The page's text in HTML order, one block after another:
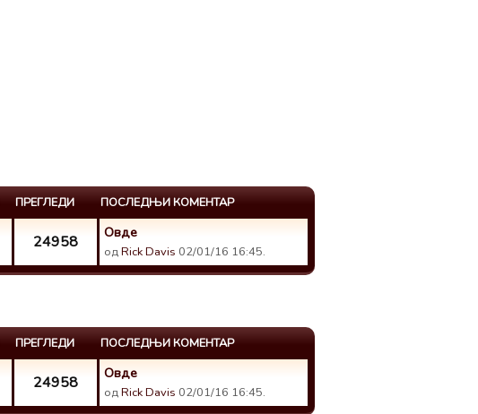
ПРЕГЛЕДИ ПОСЛЕДЊИ КОМЕНТАР
24958 Овде
одRick Davis 02/01/16 16:45.
ПРЕГЛЕДИ ПОСЛЕДЊИ КОМЕНТАР
24958 Овде
одRick Davis 02/01/16 16:45.